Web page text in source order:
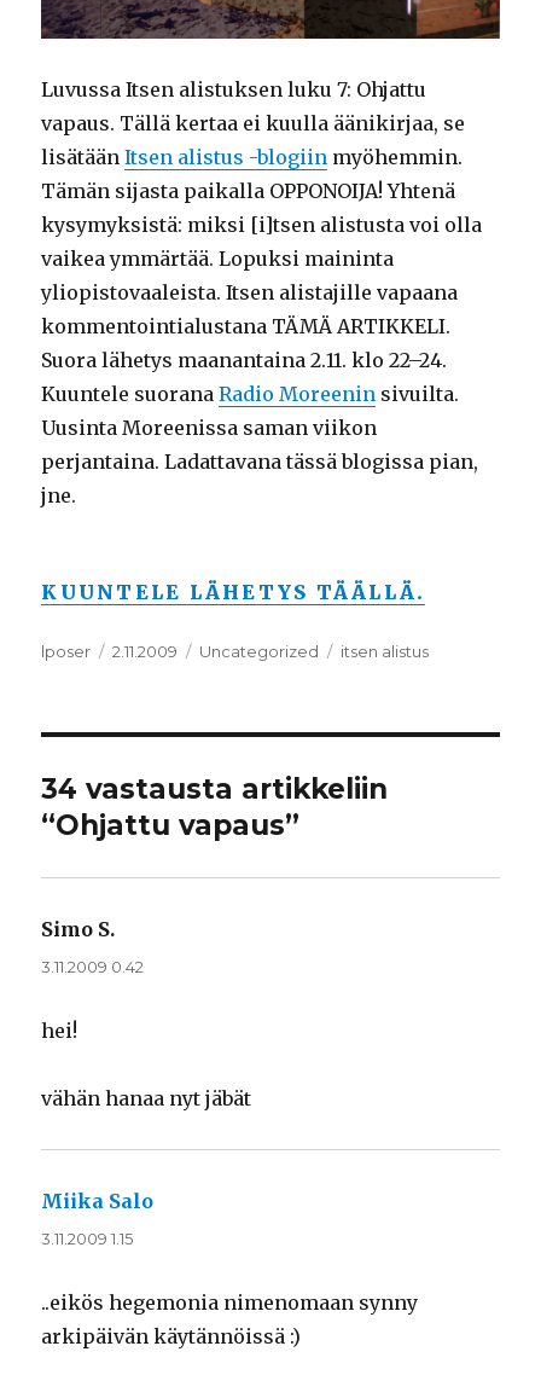
Luvussa Itsen alistuksen luku 7: Ohjattu
vapaus. Tällä kertaa ei kuulla äänikirjaa, se
lisätäänItsen alistus -blogiin myöhemmin.
Tämän sijasta paikalla OPPONOIJA! Yhtenä
kysymyksistä: miksi [i]tsen alistusta voi olla
vaikea ymmärtää. Lopuksi maininta
yliopistovaaleista. Itsen alistajille vapaana
kommentointialustana TÄMÄ ARTIKKELI.
Suora lähetys maanantaina 2.11. klo 22–24.
Kuuntele suoranaRadio Moreenin sivuilta.
Uusinta Moreenissa saman viikon
perjantaina. Ladattavana tässä blogissa pian,
jne.
KUUNTELE LÄHETYS TÄÄLLÄ.
Kirjoittaja
lposer Julkaistu
2.11.2009 Kategoriat
Uncategorized Avainsanat
itsen alistus
34 vastausta artikkeliin
“Ohjattu vapaus”
Simo S.
3.11.2009 0.42
hei!
vähän hanaa nyt jäbät
Miika Salo
3.11.2009 1.15
..eikös hegemonia nimenomaan synny
arkipäivän käytännöissä :)